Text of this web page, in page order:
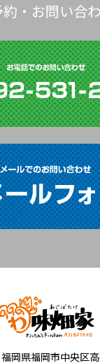
約・お問い合
岡県福岡市中央区